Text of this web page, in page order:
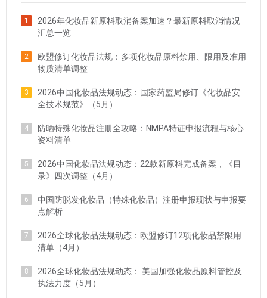
1
2026年化妆品新原料取消备案加速？最新原料取消情况
汇总一览
2
欧盟修订化妆品法规：多项化妆品原料禁用、限用及准用
物质清单调整
3
2026中国化妆品法规动态：国家药监局修订《化妆品安
全技术规范》（5月）
4
防晒特殊化妆品注册全攻略：NMPA特证申报流程与核心
资料清单
5
2026中国化妆品法规动态：22款新原料完成备案，《目
录》四次调整（4月）
6
中国防脱发化妆品（特殊化妆品）注册申报现状与申报要
点解析
7
2026全球化妆品法规动态：欧盟修订12项化妆品禁限用
清单（4月）
8
2026全球化妆品法规动态： 美国加强化妆品原料管控及
执法力度（5月）